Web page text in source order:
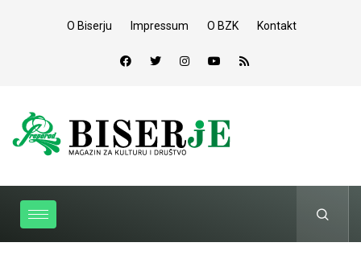
O Biserju Impressum O BZK Kontakt